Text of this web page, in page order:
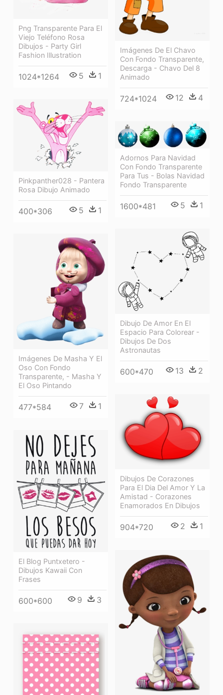
Png Transparente Para El
Viejo Teléfono Rosa
Dibujos - Party Girl
Fashion Illustration
1024*1264 5 1
Imágenes De El Chavo
Con Fondo Transparente,
Descarga - Chavo Del 8
Animado
724*1024 12 4
Pinkpanther028 - Pantera
Rosa Dibujo Animado
400*306 5 1
Adornos Para Navidad
Con Fondo Transparente
Para Tus - Bolas Navidad
Fondo Transparente
1600*481 5 1
Dibujo De Amor En El
Espacio Para Colorear -
Dibujos De Dos
Astronautas
600*470 13 2
Imágenes De Masha Y El
Oso Con Fondo
Transparente, - Masha Y
El Oso Pintando
477*584 7 1
Dibujos De Corazones
Para El Dia Del Amor Y La
Amistad - Corazones
Enamorados En Dibujos
904*720 2 1
El Blog Puntxetero -
Dibujos Kawaii Con
Frases
600*600 9 3